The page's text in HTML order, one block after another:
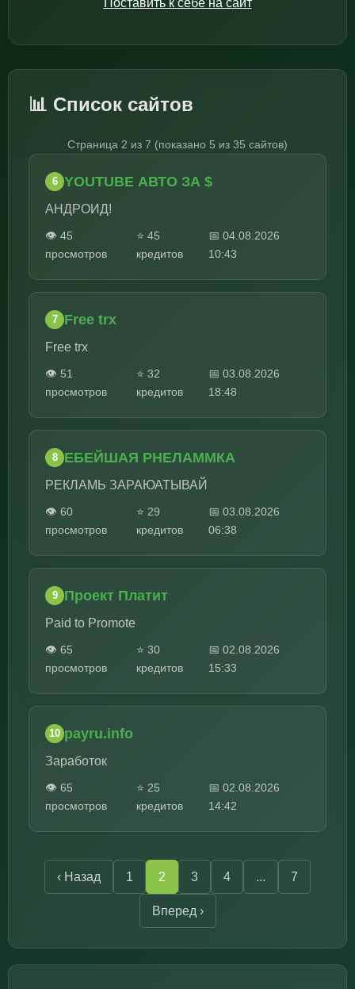
Поставить к себе на сайт
📊 Список сайтов
Страница 2 из 7 (показано 5 из 35 сайтов)
6 YOUTUBE АВТО ЗА $
АНДРОИД!
👁️ 45
просмотров
⭐ 45
кредитов
📅 04.08.2026
10:43
7 Free trx
Free trx
👁️ 51
просмотров
⭐ 32
кредитов
📅 03.08.2026
18:48
8 EБЕЙШАЯ РНЕЛАММКА
РЕКЛАМЬ ЗАРАЮАТЫВАЙ
👁️ 60
просмотров
⭐ 29
кредитов
📅 03.08.2026
06:38
9 Проект Платит
Paid to Promote
👁️ 65
просмотров
⭐ 30
кредитов
📅 02.08.2026
15:33
10 payru.info
Заработок
👁️ 65
просмотров
⭐ 25
кредитов
📅 02.08.2026
14:42
‹ Назад 1 2 3 4 ... 7
Вперед ›